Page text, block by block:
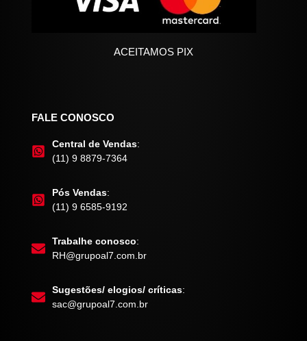
ACEITAMOS PIX
FALE CONOSCO
Central de Vendas:
(11) 9 8879-7364
Pós Vendas:
(11) 9 6585-9192
Trabalhe conosco:
RH@grupoal7.com.br
Sugestões/ elogios/ críticas:
sac@grupoal7.com.br